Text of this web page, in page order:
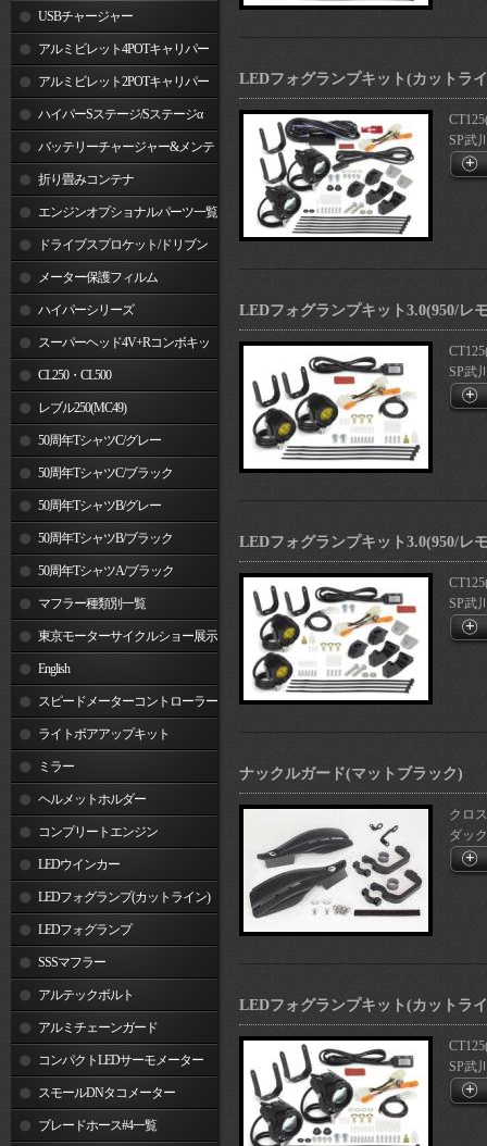
グランプUSBチャージャー
アルミビレット4POTキャリパー
関連製品アルミビレット2POTキャリパー
関連製品ハイパーSステージ/Sステージα
バッテリーチャージャー&メンテ
ナー 折り畳みコンテナ
エンジンオプショナルパーツ一覧
ドライブスプロケット/ドリブン
スプロケット
メーター保護フィルム
ハイパーシリーズ
スーパーヘッド4V+Rコンボキッ
ト CL250・CL500
レブル250(MC49)
50周年TシャツC/グレー
50周年TシャツC/ブラック
50周年TシャツB/グレー
50周年TシャツB/ブラック
50周年TシャツA/ブラック
マフラー種類別一覧
東京モーターサイクルショー展示
車両 English
スピードメーターコントローラー
ライトボアアップキット
ミラー
ヘルメットホルダー
コンプリートエンジン
LEDウインカー
LEDフォグランプ(カットライン)
LEDフォグランプ
SSSマフラー
アルテックボルト
アルミチェーンガード
コンパクトLEDサーモメーター
スモールDNタコメーター
ブレードホース#4一覧
LEDフォグランプキット(カットラ
SP武
LEDフォグランプキット3.0(950/レ
SP武
LEDフォグランプキット3.0(950/レ
SP武
ナックルガード(マットブラック)
クロ
ダッ
LEDフォグランプキット(カットラ
SP武